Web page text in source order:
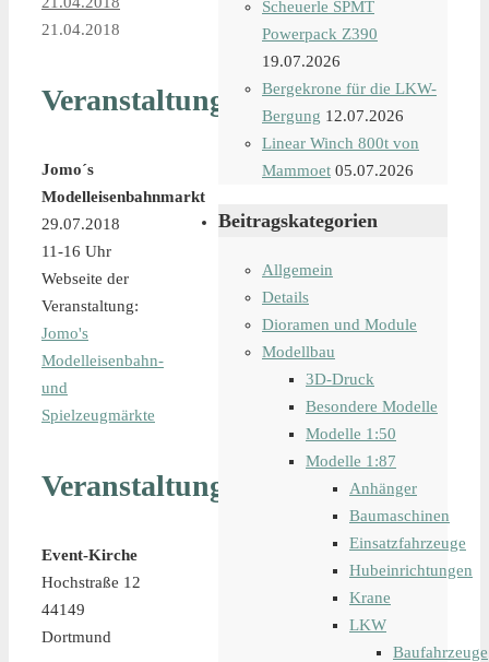
21.04.2018
Veranstaltungsdetails
Jomo´s
Modelleisenbahnmarkt
29.07.2018
11-16 Uhr
Webseite der
Veranstaltung:
Jomo's
Modelleisenbahn-
und
Spielzeugmärkte
Veranstaltungsort
Event-Kirche
Hochstraße 12
44149
Dortmund
Scheuerle SPMT
Powerpack Z390
19.07.2026
Bergekrone für die LKW-
Bergung 12.07.2026
Linear Winch 800t von
Mammoet 05.07.2026
Beitragskategorien
Allgemein
Details
Dioramen und Module
Modellbau
3D-Druck
Besondere Modelle
Modelle 1:50
Modelle 1:87
Anhänger
Baumaschinen
Einsatzfahrzeuge
Hubeinrichtungen
Krane
LKW
Baufahrzeuge